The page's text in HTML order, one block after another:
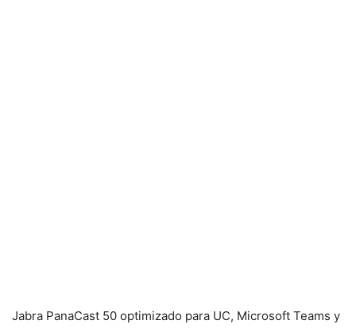
Jabra PanaCast 50 optimizado para UC, Microsoft Teams y